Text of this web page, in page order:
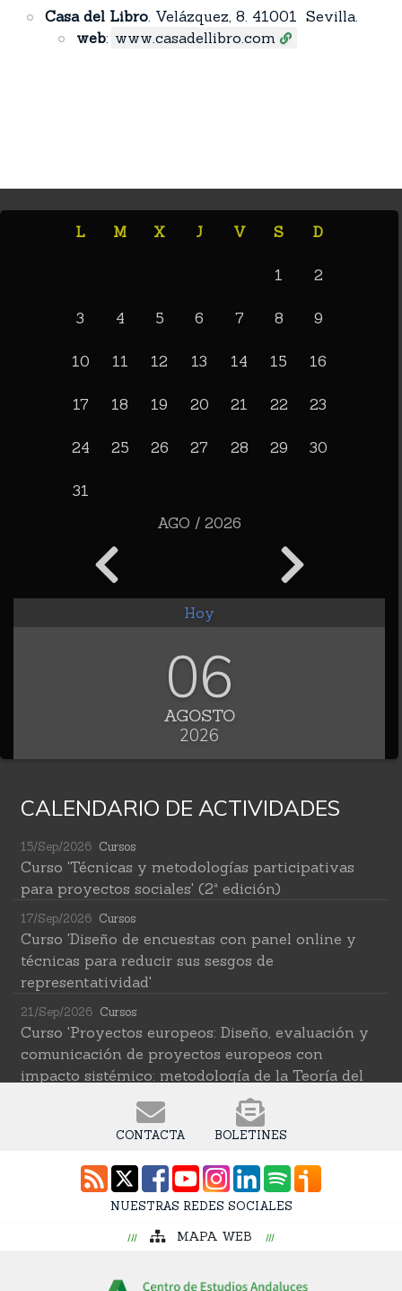
Casa del Libro. Velázquez, 8. 41001 Sevilla.
web: www.casadellibro.com
L M X J V S D
1 2
3 4 5 6 7 8 9
10 11 12 13 14 15 16
17 18 19 20 21 22 23
24 25 26 27 28 29 30
31
AGO / 2026
Hoy
06
AGOSTO
2026
CALENDARIO DE ACTIVIDADES
15/Sep/2026 Cursos
Curso 'Técnicas y metodologías participativas
para proyectos sociales' (2ª edición)
17/Sep/2026 Cursos
Curso 'Diseño de encuestas con panel online y
técnicas para reducir sus sesgos de
representatividad'
21/Sep/2026 Cursos
Curso 'Proyectos europeos: Diseño, evaluación y
comunicación de proyectos europeos con
impacto sistémico: metodología de la Teoría del
Cambio transformativa'
Cursos
ciencias sociales' (2ª edición)
Cursos
intelingente de datos'
CONTACTA BOLETINES
NUESTRAS REDES SOCIALES
MAPA WEB